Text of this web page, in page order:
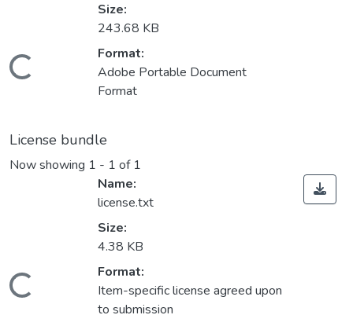
Loading...
Size:
243.68 KB
Format:
Adobe Portable Document
Format
License bundle
Now showing 1 - 1 of 1
Loading...
Name:
license.txt
Size:
4.38 KB
Format:
Item-specific license agreed upon
to submission